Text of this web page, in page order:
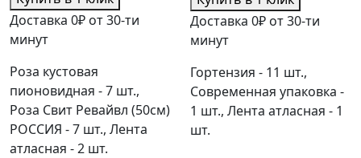
Доставка 0₽ от 30-ти
минут
Роза кустовая
пионовидная - 7 шт.,
Роза Свит Ревайвл (50см)
РОССИЯ - 7 шт., Лента
атласная - 2 шт.
Доставка 0₽ от 30-ти
минут
Гортензия - 11 шт.,
Современная упаковка -
1 шт., Лента атласная - 1
шт.